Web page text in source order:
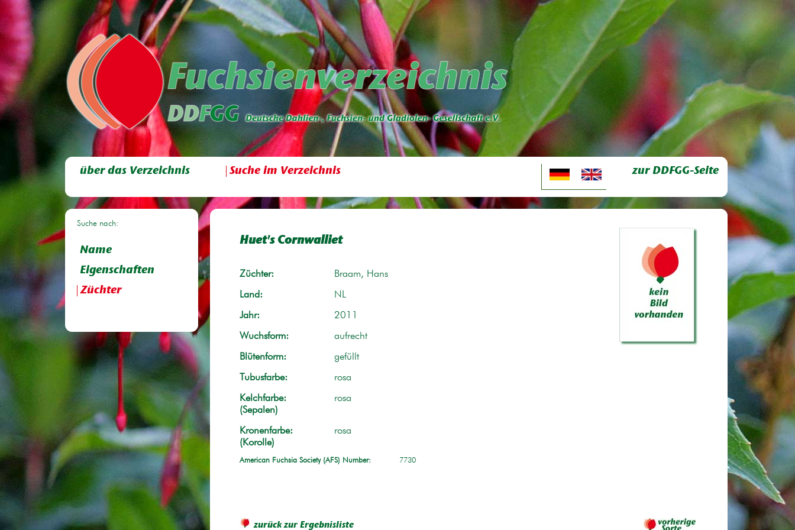
über das Verzeichnis Suche im Verzeichnis zur DDFGG-Seite
Suche nach:
Name
Eigenschaften
Züchter
Huet's Cornwalliet
Züchter: Braam, Hans
Land: NL
Jahr: 2011
Wuchsform: aufrecht
Blütenform: gefüllt
Tubusfarbe: rosa
Kelchfarbe:
(Sepalen)
rosa
Kronenfarbe:
(Korolle)
rosa
American Fuchsia Society (AFS) Number: 7730
zurück zur Ergebnisliste